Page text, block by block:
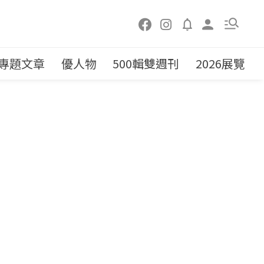
題文章 優人物 500輯雙週刊 2026展覽